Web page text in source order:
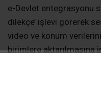
e-Devlet entegrasyonu
dilekçe’ işlevi görerek
video ve konum
birimlere aktarılmasına